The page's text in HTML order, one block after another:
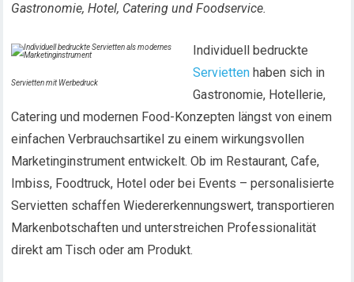
Gastronomie, Hotel, Catering und Foodservice.
Servietten mit Werbedruck
Individuell bedruckte
Servietten haben sich in
Gastronomie, Hotellerie,
Catering und modernen Food-Konzepten längst von einem
einfachen Verbrauchsartikel zu einem wirkungsvollen
Marketinginstrument entwickelt. Ob im Restaurant, Cafe,
Imbiss, Foodtruck, Hotel oder bei Events – personalisierte
Servietten schaffen Wiedererkennungswert, transportieren
Markenbotschaften und unterstreichen Professionalität
direkt am Tisch oder am Produkt.